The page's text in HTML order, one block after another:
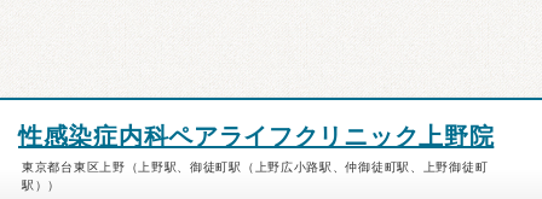
性感染症内科ペアライフクリニック上野院
東京都台東区上野（上野駅、御徒町駅（上野広小路駅、仲御徒町駅、上野御徒町
駅））